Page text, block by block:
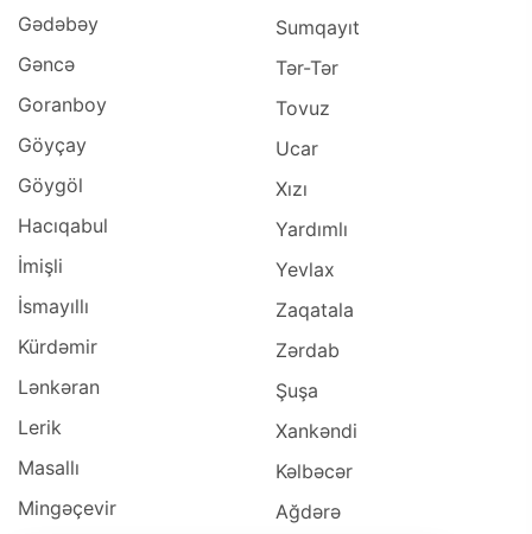
Gədəbəy
Gəncə
Goranboy
Göyçay
Göygöl
Hacıqabul
İmişli
İsmayıllı
Kürdəmir
Lənkəran
Lerik
Masallı
Mingəçevir
Sumqayıt
Tər-Tər
Tovuz
Ucar
Xızı
Yardımlı
Yevlax
Zaqatala
Zərdab
Şuşa
Xankəndi
Kəlbəcər
Ağdərə